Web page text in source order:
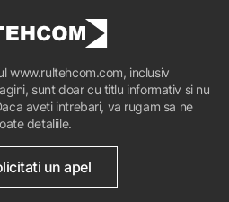
www.rultehcom.com, inclusiv
sunt doar cu titlu informativ si nu
aveti intrebari, va rugam sa ne
detaliile.
un apel